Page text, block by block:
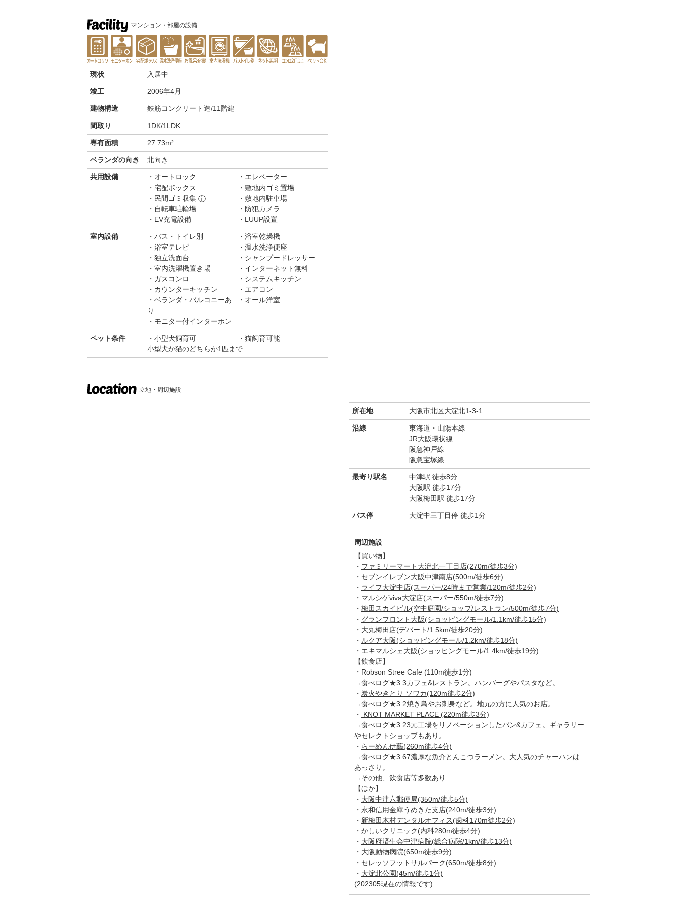
マンション・部屋の設備
現状 入居中
竣工 2006年4月
建物構造 鉄筋コンクリート造/11階建
間取り 1DK/1LDK
専有面積 27.73m²
ベランダの向き 北向き
共用設備 オートロック
エレベーター
宅配ボックス
敷地内ゴミ置場
民間ゴミ収集 ⓘ
敷地内駐車場
自転車駐輪場
防犯カメラ
EV充電設備
LUUP設置
室内設備 バス・トイレ別
浴室乾燥機
浴室テレビ
温水洗浄便座
独立洗面台
シャンプードレッサー
室内洗濯機置き場
インターネット無料
ガスコンロ
システムキッチン
カウンターキッチン
エアコン
ベランダ・バルコニーあ
り
オール洋室
モニター付インターホン
ペット条件 小型犬飼育可
猫飼育可能
小型犬か猫のどちらか1匹まで
立地・周辺施設
所在地 大阪市北区大淀北1-3-1
沿線
東海道・山陽本線
JR大阪環状線
阪急神戸線
阪急宝塚線
最寄り駅名
中津駅 徒歩8分
大阪駅 徒歩17分
大阪梅田駅 徒歩17分
バス停 大淀中三丁目停 徒歩1分
周辺施設
【買い物】
・ ファミリーマート大淀北一丁目店(270m/徒歩3分)
・ セブンイレブン大阪中津南店(500m/徒歩6分)
・ ライフ大淀中店(スーパー/24時まで営業/120m/徒歩2分)
・ マルシゲviva大淀店(スーパー/550m/徒歩7分)
・ 梅田スカイビル(空中庭園/ショップ/レストラン/500m/徒歩7分)
・ グランフロント大阪(ショッピングモール/1.1km/徒歩15分)
・ 大丸梅田店(デパート/1.5km/徒歩20分)
・ ルクア大阪(ショッピングモール/1.2km/徒歩18分)
・ エキマルシェ大阪(ショッピングモール/1.4km/徒歩19分)
【飲食店】
・Robson Stree Cafe (110m徒歩1分)
→食べログ★3.3カフェ&レストラン。ハンバーグやパスタなど。
・ 炭火やきとり ソワカ(120m徒歩2分)
→食べログ★3.2焼き鳥やお刺身など。地元の方に人気のお店。
・
KNOT MARKET PLACE (220m徒歩3分)
→食べログ★3.23元工場をリノベーションしたパン&カフェ。ギャラリー
やセレクトショップもあり。
・ らーめん伊藝(260m徒歩4分)
→食べログ★3.67濃厚な魚介とんこつラーメン。大人気のチャーハンは
あっさり。
→その他、飲食店等多数あり
【ほか】
・ 大阪中津六郵便局(350m/徒歩5分)
・ 永和信用金庫うめきた支店(240m/徒歩3分)
・ 新梅田木村デンタルオフィス(歯科170m徒歩2分)
・ かしいクリニック(内科280m徒歩4分)
・ 大阪府済生会中津病院(総合病院/1km/徒歩13分)
・ 大阪動物病院(650m徒歩9分)
・ セレッソフットサルパーク(650m/徒歩8分)
・ 大淀北公園(45m/徒歩1分)
(202305現在の情報です)